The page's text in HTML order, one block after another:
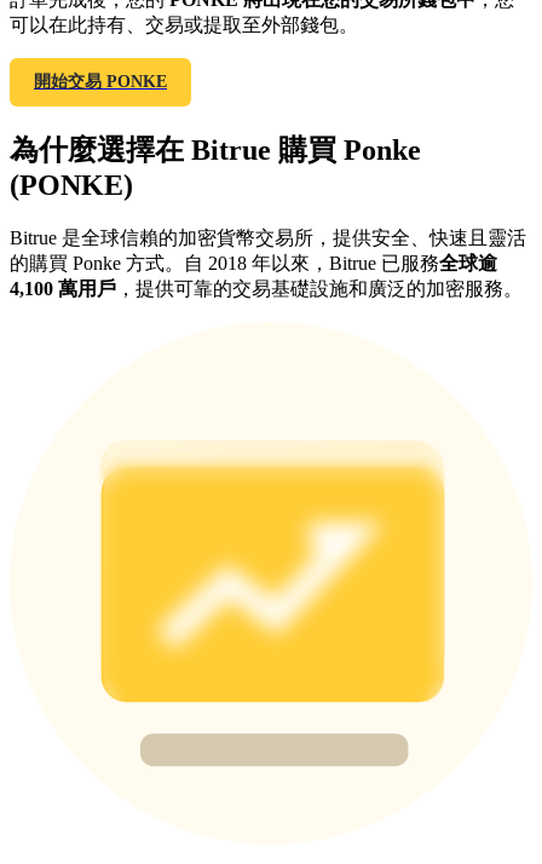
邀请好友
邀請朋友獲得現金獎勵
BTC 專享獎勵
充值並交易BTC瓜分 25,000 USDT 獎池！
充值CASHCAT & 赢取
可以在此持有、交易或提取至外部錢包。
開始交易 PONKE
為什麼選擇在 Bitrue 購買 Ponke
(PONKE)
Bitrue 是全球信賴的加密貨幣交易所，提供安全、快速且靈活
的購買 Ponke 方式。自 2018 年以來，Bitrue 已服務全球逾
4,100 萬用戶 ，提供可靠的交易基礎設施和廣泛的加密服務。